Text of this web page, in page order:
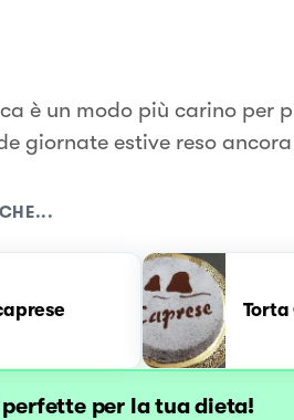
è un modo più carino per
giornate estive reso
Torta
per la tua dieta!